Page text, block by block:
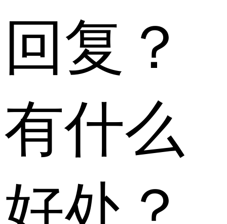
回复？
有什么